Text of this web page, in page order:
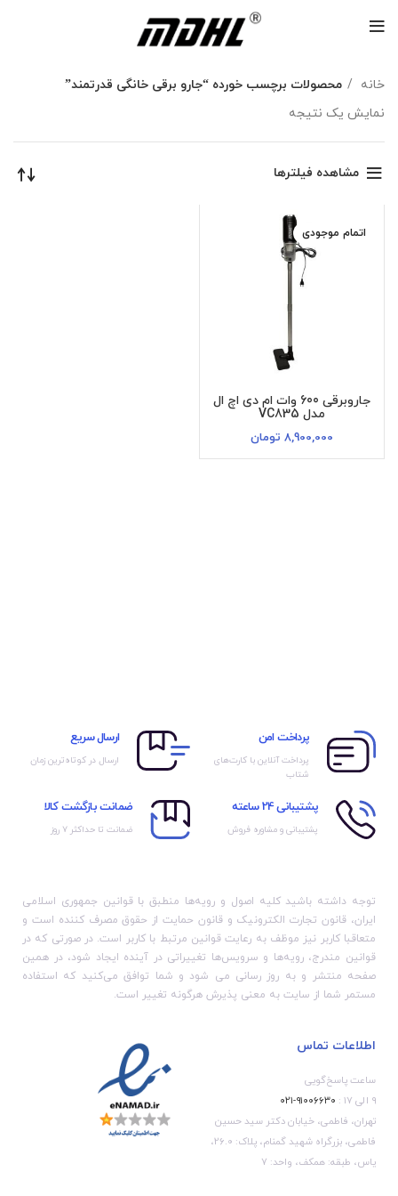
خانه
محصولات برچسب خورده “جارو برقی خانگی قدرتمند”
نمایش یک نتیجه
مشاهده فیلترها
اتمام موجودی
جاروبرقی 600 وات ام دی اچ ال
مدل VC835
8,900,000 تومان
پرداخت امن
پرداخت آنلاین با کارت‌های
شتاب
ارسال سریع
ارسال در کوتاه‌ترین زمان
پشتیبانی 24 ساعته
پشتیبانی و مشاوره فروش
ضمانت بازگشت کالا
ضمانت تا حداکثر ۷ روز
توجه داشته باشید کلیه اصول و رویه‏‌ها منطبق با قوانین جمهوری اسلامی
ایران، قانون تجارت الکترونیک و قانون حمایت از حقوق مصرف کننده است و
متعاقبا کاربر نیز موظف به رعایت قوانین مرتبط با کاربر است. در صورتی که در
قوانین مندرج، رویه‏‌ها و سرویس‏‌ها تغییراتی در آینده ایجاد شود، در همین
صفحه منتشر و به روز رسانی می شود و شما توافق می‏‌کنید که استفاده
مستمر شما از سایت به معنی پذیرش هرگونه تغییر است.
اطلاعات تماس
ساعت پاسخ‌گویی
۹ الی ۱۷ :
۹۱۰۰۶۶۳۰-۰۲۱
تهران، فاطمی، خیابان دکتر سید حسین
فاطمی، بزرگراه شهید گمنام، پلاک: 26.0،
یاس، طبقه: همکف، واحد: 7